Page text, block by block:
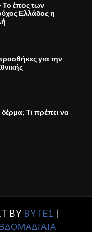
έπος των
Ελλάδος η
για την
δέρμα; Τι πρέπει να
BY BYTE1 |